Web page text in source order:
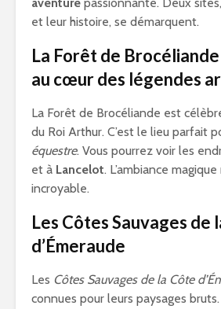
et leur histoire, se démarquent.
La Forêt de
au cœur des légendes
La Forêt de Brocéliande est
du Roi Arthur. C’est le lieu parfait
équestre. Vous pourrez voir les
et à Lancelot. L’ambiance
incroyable.
Les Côtes Sauvages de
d’Émeraude
Les Côtes Sauvages de la Côte
connues pour leurs paysages